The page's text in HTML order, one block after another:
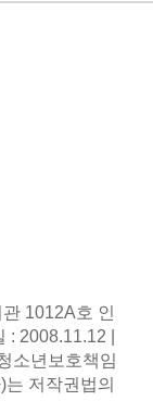
1012A호 인
2008.11.12 |
소년보호책임
저작권법의